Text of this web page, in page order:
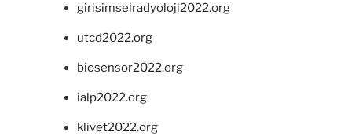
girisimselradyoloji2022.org
utcd2022.org
biosensor2022.org
ialp2022.org
klivet2022.org